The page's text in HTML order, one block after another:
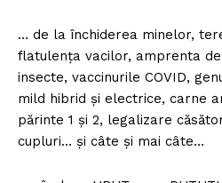
… de la închiderea minelor,
flatulența vacilor, amprenta
insecte, vaccinurile COVID,
mild hibrid și electrice, carne
părinte 1 și 2, legalizare
cupluri… și câte și mai câte…